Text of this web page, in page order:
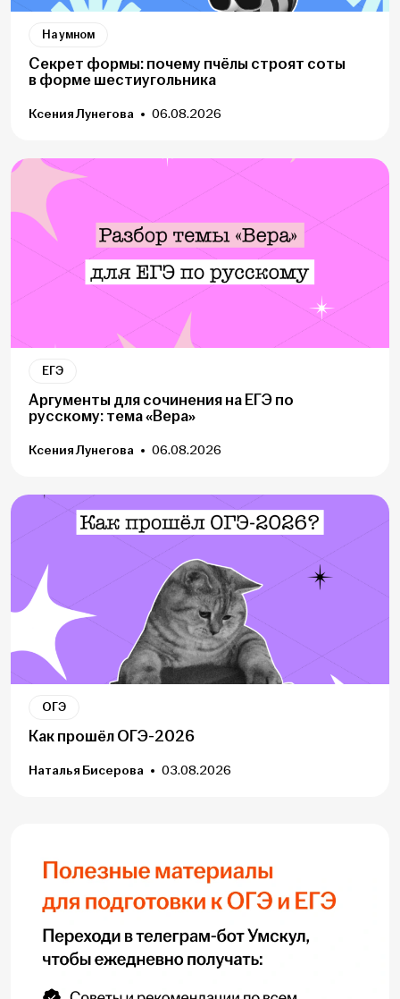
На умном
Секрет формы: почему пчёлы строят соты
в форме шестиугольника
Ксения Лунегова 06.08.2026
ЕГЭ
Аргументы для сочинения на ЕГЭ по
русскому: тема «Вера»
Ксения Лунегова 06.08.2026
ОГЭ
Как прошёл ОГЭ-2026
Наталья Бисерова 03.08.2026